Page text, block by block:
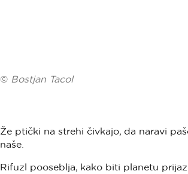
© Bostjan Tacol
Že ptički na strehi čivkajo, da naravi
naše.
Rifuzl pooseblja, kako biti planetu